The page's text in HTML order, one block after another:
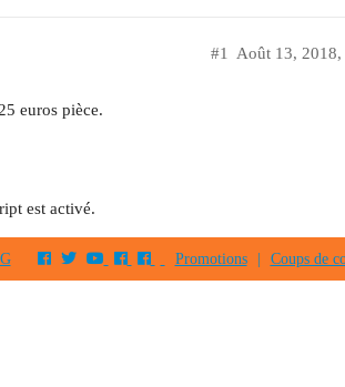
Août 13, 2018,
#1
euros pièce.
est activé.
Promotions | Coups de